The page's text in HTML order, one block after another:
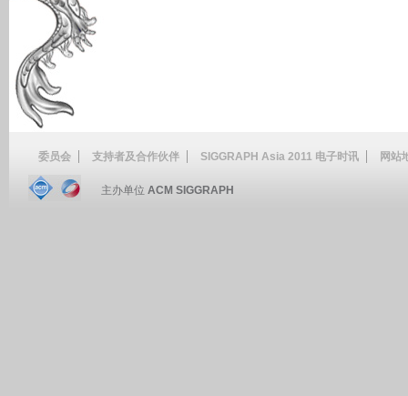
委员会 支持者及合作伙伴 SIGGRAPH Asia 2011 电子时讯 网站
主办单位 ACM SIGGRAPH